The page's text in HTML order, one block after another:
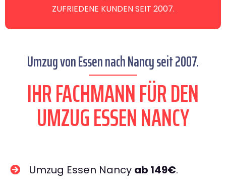
ZUFRIEDENE KUNDEN SEIT 2007.
Umzug von Essen nach Nancy seit 2007.
IHR FACHMANN FÜR DEN
UMZUG ESSEN NANCY
Umzug Essen Nancy ab 149€.